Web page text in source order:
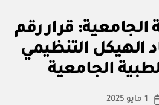
الجامعية: قرار رقم
الهيكل التنظيمي
الجامعية
كاتب
بو
س
ة
1 مايو 2025